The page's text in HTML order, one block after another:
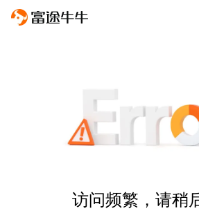
访问频繁，请稍